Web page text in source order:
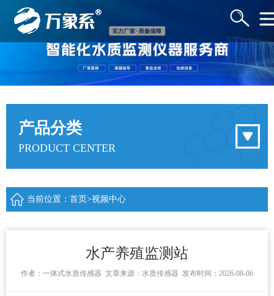
产品分类
PRODUCT CENTER
当前位置： 首页>视频中心
水产养殖监测站
作者： 一体式水质传感器 文章来源： 水质传感器 发布时间：2026-08-06